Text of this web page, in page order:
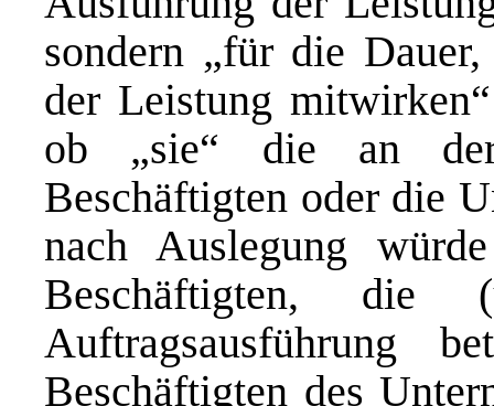
sondern „für die
der Leistung
ob „sie“ die an der
Beschäftigten oder die
nach Auslegung
Beschäftigten, die
Auftragsausführung
Beschäftigten des